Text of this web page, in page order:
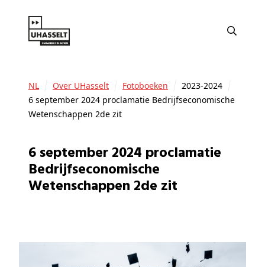
NL Over UHasselt Fotoboeken
2023-2024
6 september 2024 proclamatie Bedrijfseconomische
Wetenschappen 2de zit
6 september 2024 proclamatie
Bedrijfseconomische
Wetenschappen 2de zit